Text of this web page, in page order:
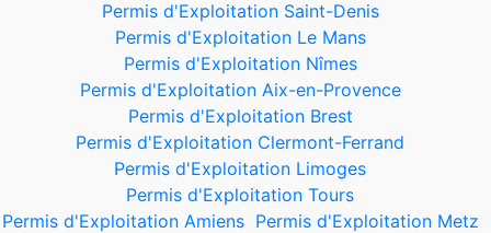
Permis d'Exploitation Saint-Denis
Permis d'Exploitation Le Mans
Permis d'Exploitation Nîmes
Permis d'Exploitation Aix-en-Provence
Permis d'Exploitation Brest
Permis d'Exploitation Clermont-Ferrand
Permis d'Exploitation Limoges
Permis d'Exploitation Tours
Permis d'Exploitation Amiens Permis d'Exploitation Metz